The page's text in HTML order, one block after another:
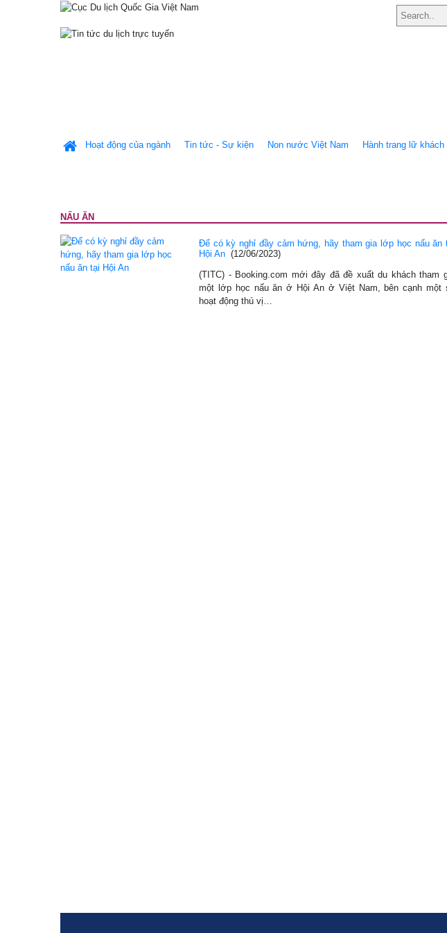
Hoạt động của ngành Tin tức - Sự kiện Non nước Việt Nam Hành trang lữ khách
NẤU ĂN
Để có kỳ nghỉ đầy cảm hứng, hãy tham gia lớp học nấu ăn
Hội An (12/06/2023)
(TITC) - Booking.com mới đây đã đề xuất du khách tham
một lớp học nấu ăn ở Hội An ở Việt Nam, bên cạnh một
hoạt động thú vị…